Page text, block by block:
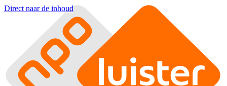
Direct naar de inhoud